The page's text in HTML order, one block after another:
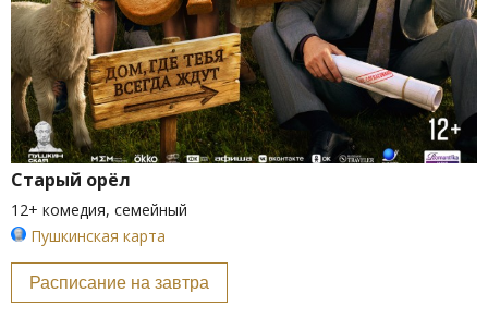
Старый орёл
12+ комедия, семейный
Пушкинская карта
Расписание на завтра